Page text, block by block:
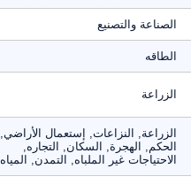
الصناعة والتصنيع
الطاقه
الزراعة
الزراعة, النزاعات, إستعمال الأراضي,
الحكم, الهجرة, السكان, التجاره,
الاحتياجات غير الملباه, التمدن, المياه